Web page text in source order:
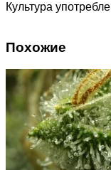
Культура
Похожие